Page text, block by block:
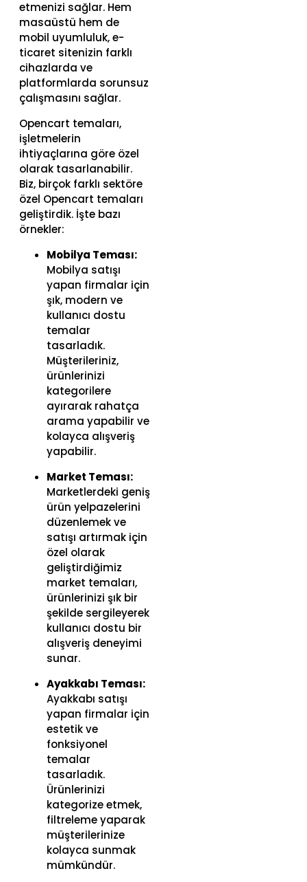
etmenizi sağlar. Hem
masaüstü hem de
mobil uyumluluk, e-
ticaret sitenizin farklı
cihazlarda ve
platformlarda sorunsuz
çalışmasını sağlar.
Opencart temaları,
işletmelerin
ihtiyaçlarına göre özel
olarak tasarlanabilir.
Biz, birçok farklı sektöre
özel Opencart temaları
geliştirdik. İşte bazı
örnekler:
Mobilya Teması:
Mobilya satışı
yapan firmalar için
şık, modern ve
kullanıcı dostu
temalar
tasarladık.
Müşterileriniz,
ürünlerinizi
kategorilere
ayırarak rahatça
arama yapabilir ve
kolayca alışveriş
yapabilir.
Market Teması:
Marketlerdeki geniş
ürün yelpazelerini
düzenlemek ve
satışı artırmak için
özel olarak
geliştirdiğimiz
market temaları,
ürünlerinizi şık bir
şekilde sergileyerek
kullanıcı dostu bir
alışveriş deneyimi
sunar.
Ayakkabı Teması:
Ayakkabı satışı
yapan firmalar için
estetik ve
fonksiyonel
temalar
tasarladık.
Ürünlerinizi
kategorize etmek,
filtreleme yaparak
müşterilerinize
kolayca sunmak
mümkündür.